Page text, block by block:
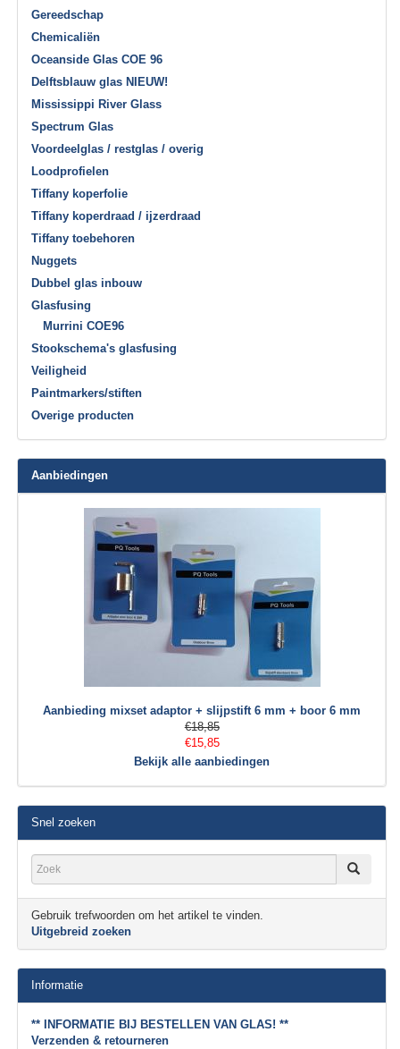
Gereedschap
Chemicaliën
Oceanside Glas COE 96
Delftsblauw glas NIEUW!
Mississippi River Glass
Spectrum Glas
Voordeelglas / restglas / overig
Loodprofielen
Tiffany koperfolie
Tiffany koperdraad / ijzerdraad
Tiffany toebehoren
Nuggets
Dubbel glas inbouw
Glasfusing
Murrini COE96
Stookschema's glasfusing
Veiligheid
Paintmarkers/stiften
Overige producten
Aanbiedingen
Aanbieding mixset adaptor + slijpstift 6 mm + boor 6 mm
€18,85
€15,85
Bekijk alle aanbiedingen
Snel zoeken
Gebruik trefwoorden om het artikel te vinden.
Uitgebreid zoeken
Informatie
** INFORMATIE BIJ BESTELLEN VAN GLAS! **
Verzenden & retourneren